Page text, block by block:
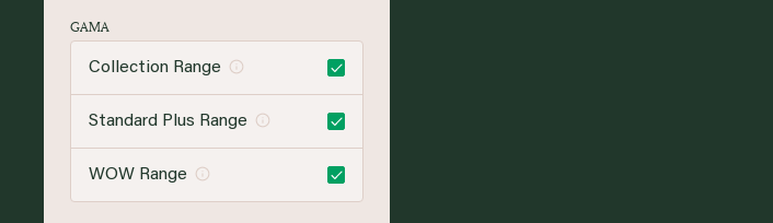
GAMA
Collection Range
Standard Plus Range
WOW Range